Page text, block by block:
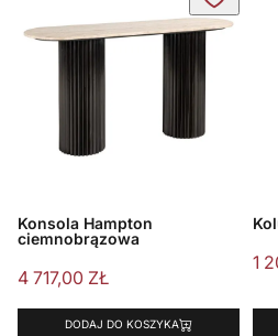
Konsola Hampton
ciemnobrązowa
4 717,00 ZŁ
DODAJ DO KOSZYKA
1